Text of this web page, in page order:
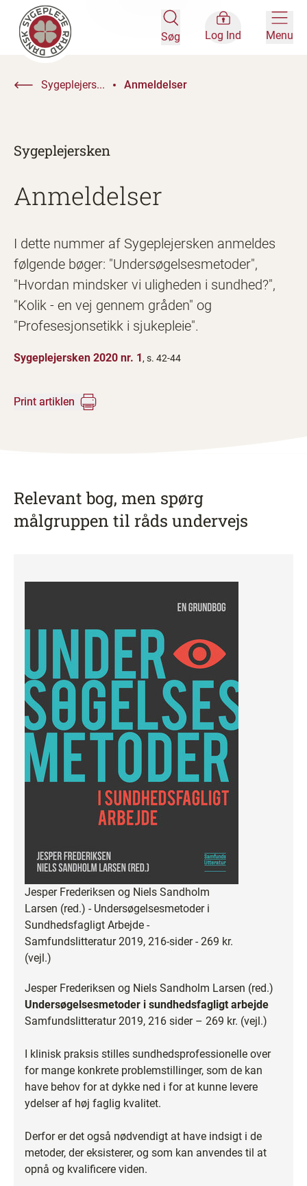
Søg Log Ind Menu
Sygeplejers... Anmeldelser
Sygeplejersken
Anmeldelser
I dette nummer af Sygeplejersken anmeldes
følgende bøger: "Undersøgelsesmetoder",
"Hvordan mindsker vi uligheden i sundhed?",
"Kolik - en vej gennem gråden" og
"Profesesjonsetikk i sjukepleie".
Sygeplejersken 2020 nr. 1, s. 42-44
Print artiklen
Relevant bog, men spørg
målgruppen til råds undervejs
Jesper Frederiksen og Niels Sandholm
Larsen (red.) - Undersøgelsesmetoder i
Sundhedsfagligt Arbejde -
Samfundslitteratur 2019, 216-sider - 269 kr.
(vejl.)
Jesper Frederiksen og Niels Sandholm Larsen (red.)
Undersøgelsesmetoder i sundhedsfagligt arbejde
Samfundslitteratur 2019, 216 sider – 269 kr. (vejl.)
I klinisk praksis stilles sundhedsprofessionelle over
for mange konkrete problemstillinger, som de kan
have behov for at dykke ned i for at kunne levere
ydelser af høj faglig kvalitet.
Derfor er det også nødvendigt at have indsigt i de
metoder, der eksisterer, og som kan anvendes til at
opnå og kvalificere viden.